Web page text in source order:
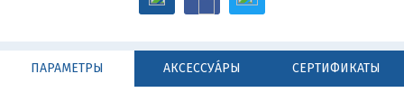
ПАРАМЕТРЫ АКСЕССУА́РЫ СЕРТИФИКАТЫ